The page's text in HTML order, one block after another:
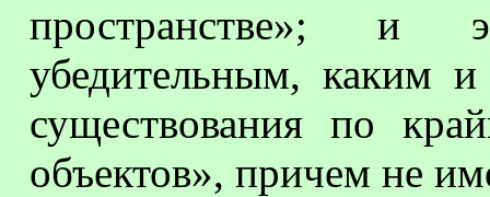
пространстве»; и
убедительным, каким и
существования по
объектов», причем не